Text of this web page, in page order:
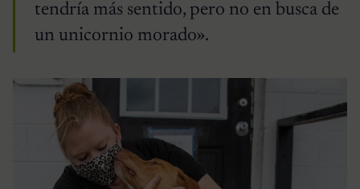
tendría más sentido, pero no en busca de
un unicornio morado».